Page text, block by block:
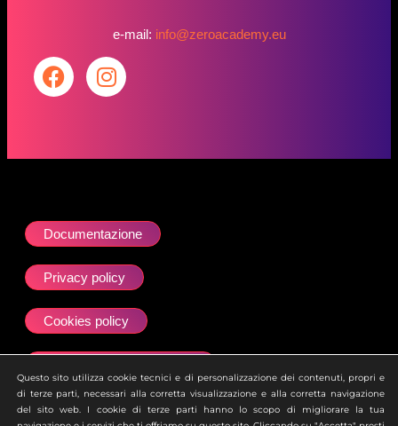
e-mail: info@zeroacademy.eu
Documentazione
Privacy policy
Cookies policy
Site map
Questo sito utilizza cookie tecnici e di personalizzazione dei contenuti, propri e
di terze parti, necessari alla corretta visualizzazione e alla corretta navigazione
del sito web. I cookie di terze parti hanno lo scopo di migliorare la tua